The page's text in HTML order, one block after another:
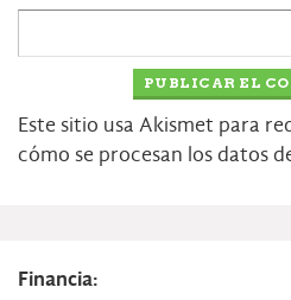
Este sitio usa Akismet para
cómo se procesan los datos
Financia: